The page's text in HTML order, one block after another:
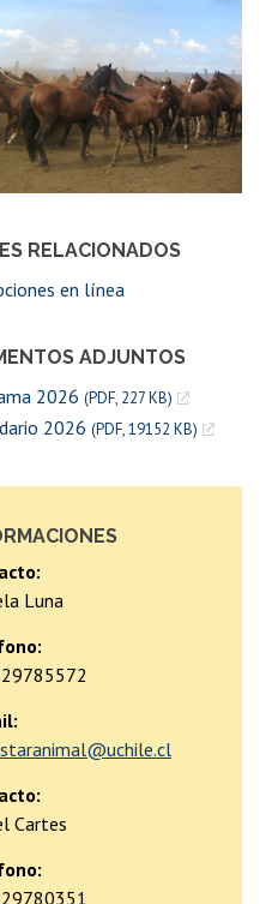
RELACIONADOS
en línea
ADJUNTOS
2026 (PDF, 227 KB)
2026 (PDF, 19152 KB)
Luna
Cartes